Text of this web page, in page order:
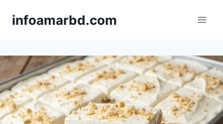
infoamarbd.com